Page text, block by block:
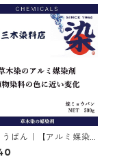
うばん｜【アルミ媒染
500g｜焼ミョウバン